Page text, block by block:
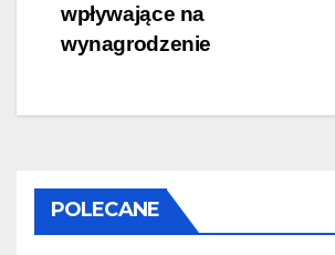
wpływające na
wynagrodzenie
POLECANE